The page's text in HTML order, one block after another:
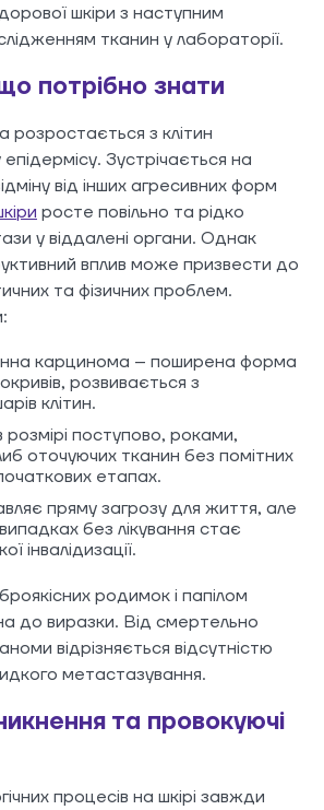
шкіри з наступним
тканин у лабораторії.
потрібно знати
розростається з клітин
Зустрічається на
від інших агресивних форм
росте повільно та рідко
у віддалені органи. Однак
вплив може призвести до
та фізичних проблем.
карцинома – поширена форма
розвивається з
клітин.
розмірі поступово, роками,
оточуючих тканин без помітних
етапах.
пряму загрозу для життя, але
без лікування стає
інвалідизації.
родимок і папілом
до виразки. Від смертельно
відрізняється відсутністю
метастазування.
та провокуючі
процесів на шкірі завжди